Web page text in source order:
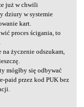
już w chwili
dziury w systemie
kart.
proces ścigania, to
na życzenie odszukam,
mógłby się odbywać
paid przez kod PUK bez